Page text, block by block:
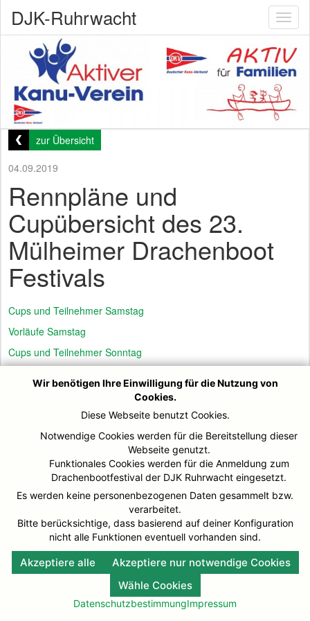
DJK-Ruhrwacht
zur Übersicht
04.09.2019
Rennpläne und
Cupübersicht des 23.
Mülheimer Drachenboot
Festivals
Cups und Teilnehmer Samstag
Vorläufe Samstag
Cups und Teilnehmer Sonntag
© DJK-Ruhrwacht 2026 Impressum
Wir benötigen Ihre Einwilligung für die Nutzung von
Cookies.
Diese Webseite benutzt Cookies.
Notwendige Cookies werden für die Bereitstellung dieser
Webseite genutzt.
Funktionales Cookies werden für die Anmeldung zum
Drachenbootfestival der DJK Ruhrwacht eingesetzt.
Es werden keine personenbezogenen Daten gesammelt bzw.
verarbeitet.
Bitte berücksichtige, dass basierend auf deiner Konfiguration
nicht alle Funktionen eventuell vorhanden sind.
Akzeptiere alle
Akzeptiere nur notwendige Cookies
Wähle Cookies
DatenschutzbestimmungImpressum